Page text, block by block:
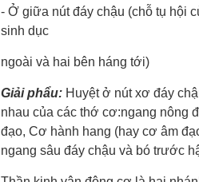
- Ở giữa nút đáy chậu (chỗ tụ hội
sinh dục
ngoài và hai bên háng tới)
Giải phẩu:Huyệt ở nút xơ đáy
nhau của các thớ cơ:ngang nông
đạo, Cơ hành hang (hay cơ âm
ngang sâu đáy chậu và bó trước